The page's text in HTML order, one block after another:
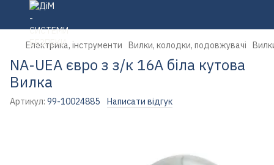
Електрика, інструменти Вилки, колодки, подовжувачі
NA-UEA євро з з/к 16А біла кутова
Вилка
Артикул: 99-10024885 Написати відгук